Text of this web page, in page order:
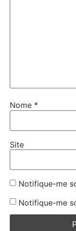
Nome *
Site
Notifique-me
Notifique-me